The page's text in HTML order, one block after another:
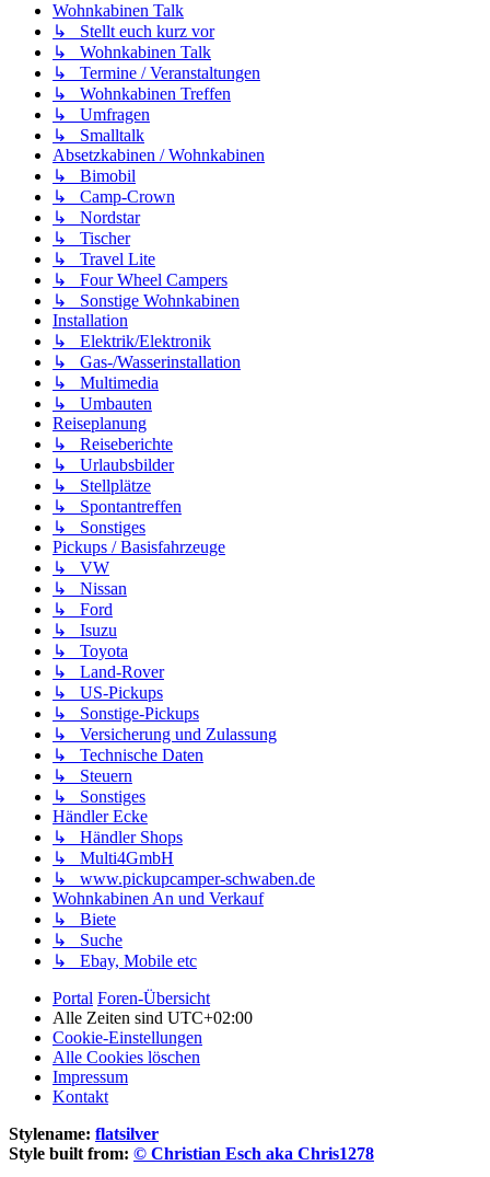
Wohnkabinen Talk
↳ Stellt euch kurz vor
↳ Wohnkabinen Talk
↳ Termine / Veranstaltungen
↳ Wohnkabinen Treffen
↳ Umfragen
↳ Smalltalk
Absetzkabinen / Wohnkabinen
↳ Bimobil
↳ Camp-Crown
↳ Nordstar
↳ Tischer
↳ Travel Lite
↳ Four Wheel Campers
↳ Sonstige Wohnkabinen
Installation
↳ Elektrik/Elektronik
↳ Gas-/Wasserinstallation
↳ Multimedia
↳ Umbauten
Reiseplanung
↳ Reiseberichte
↳ Urlaubsbilder
↳ Stellplätze
↳ Spontantreffen
↳ Sonstiges
Pickups / Basisfahrzeuge
↳ VW
↳ Nissan
↳ Ford
↳ Isuzu
↳ Toyota
↳ Land-Rover
↳ US-Pickups
↳ Sonstige-Pickups
↳ Versicherung und Zulassung
↳ Technische Daten
↳ Steuern
↳ Sonstiges
Händler Ecke
↳ Händler Shops
↳ Multi4GmbH
↳ www.pickupcamper-schwaben.de
Wohnkabinen An und Verkauf
↳ Biete
↳ Suche
↳ Ebay, Mobile etc
Portal Foren-Übersicht
Alle Zeiten sind UTC+02:00
Cookie-Einstellungen
Alle Cookies löschen
Impressum
Kontakt
Stylename: flatsilver
Style built from: © Christian Esch aka Chris1278